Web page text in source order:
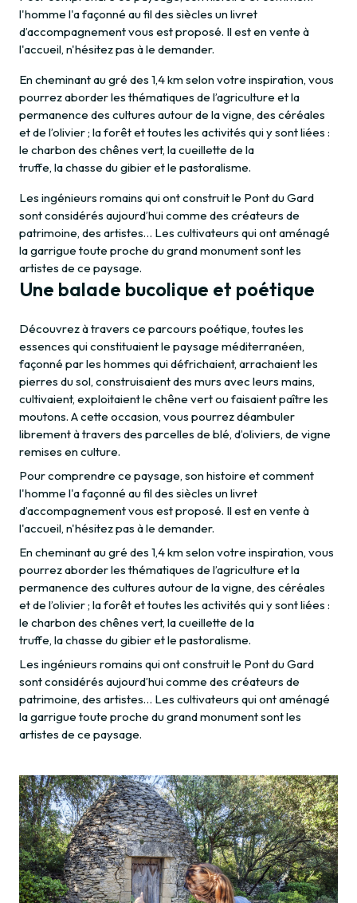
l'homme l'a façonné au fil des siècles un livret
d’accompagnement vous est proposé. Il est en vente à
l'accueil, n'hésitez pas à le demander.
En cheminant au gré des 1,4 km selon votre inspiration, vous
pourrez aborder les thématiques de l’agriculture et la
permanence des cultures autour de la vigne, des céréales
et de l’olivier ; la forêt et toutes les activités qui y sont liées :
le charbon des chênes vert, la cueillette de la
truffe, la chasse du gibier et le pastoralisme.
Les ingénieurs romains qui ont construit le Pont du Gard
sont considérés aujourd’hui comme des créateurs de
patrimoine, des artistes… Les cultivateurs qui ont aménagé
la garrigue toute proche du grand monument sont les
artistes de ce paysage.
Une balade bucolique et poétique
Découvrez à travers ce parcours poétique, toutes les
essences qui constituaient le paysage méditerranéen,
façonné par les hommes qui défrichaient, arrachaient les
pierres du sol, construisaient des murs avec leurs mains,
cultivaient, exploitaient le chêne vert ou faisaient paître les
moutons. A cette occasion, vous pourrez déambuler
librement à travers des parcelles de blé, d’oliviers, de vigne
remises en culture.
Pour comprendre ce paysage, son histoire et comment
l'homme l'a façonné au fil des siècles un livret
d’accompagnement vous est proposé. Il est en vente à
l'accueil, n'hésitez pas à le demander.
En cheminant au gré des 1,4 km selon votre inspiration, vous
pourrez aborder les thématiques de l’agriculture et la
permanence des cultures autour de la vigne, des céréales
et de l’olivier ; la forêt et toutes les activités qui y sont liées :
le charbon des chênes vert, la cueillette de la
truffe, la chasse du gibier et le pastoralisme.
Les ingénieurs romains qui ont construit le Pont du Gard
sont considérés aujourd’hui comme des créateurs de
patrimoine, des artistes… Les cultivateurs qui ont aménagé
la garrigue toute proche du grand monument sont les
artistes de ce paysage.